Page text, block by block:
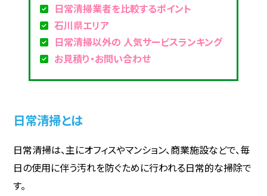
日常清掃業者を比較するポイント
石川県エリア
日常清掃以外の 人気サービスランキング
お見積り・お問い合わせ
日常清掃とは
日常清掃は、主にオフィスやマンション、商業施設などで、毎
日の使用に伴う汚れを防ぐために行われる日常的な掃除で
す。